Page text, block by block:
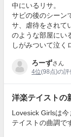
中にいるリサ。
サビの後のシーン
サ、虐待をされて
のような部屋にい
しがみついて泣く
ろーずさん
4位(98点)の評
洋楽テイスト
Lovesick Girlsは
テイストの曲調で